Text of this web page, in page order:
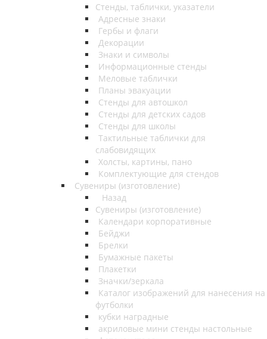
Стенды, таблички, указатели
Адресные знаки
Гербы и флаги
Декорации
Знаки и символы
Информационные стенды
Меловые таблички
Планы эвакуации
Стенды для автошкол
Стенды для детских садов
Стенды для школы
Тактильные таблички для
слабовидящих
Холсты, картины, пано
Комплектующие для стендов
Сувениры (изготовление)
Назад
Сувениры (изготовление)
Календари корпоративные
Бейджи
Брелки
Бумажные пакеты
Плакетки
Значки/зеркала
Каталог изображений для нанесения на
футболки
кубки наградные
акриловые мини стенды настольные